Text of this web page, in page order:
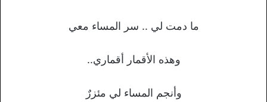
ما دمت لي .. سر المساء معي
وهذه الأقمار أقماري..
وأنجم المساء لي مئزرٌ